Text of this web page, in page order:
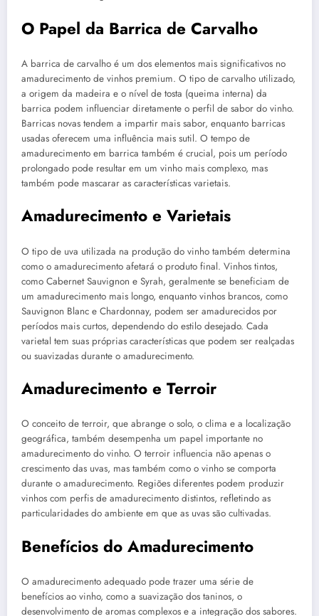
O Papel da Barrica de Carvalho
A barrica de carvalho é um dos elementos mais significativos no
amadurecimento de vinhos premium. O tipo de carvalho utilizado,
a origem da madeira e o nível de tosta (queima interna) da
barrica podem influenciar diretamente o perfil de sabor do vinho.
Barricas novas tendem a impartir mais sabor, enquanto barricas
usadas oferecem uma influência mais sutil. O tempo de
amadurecimento em barrica também é crucial, pois um período
prolongado pode resultar em um vinho mais complexo, mas
também pode mascarar as características varietais.
Amadurecimento e Varietais
O tipo de uva utilizada na produção do vinho também determina
como o amadurecimento afetará o produto final. Vinhos tintos,
como Cabernet Sauvignon e Syrah, geralmente se beneficiam de
um amadurecimento mais longo, enquanto vinhos brancos, como
Sauvignon Blanc e Chardonnay, podem ser amadurecidos por
períodos mais curtos, dependendo do estilo desejado. Cada
varietal tem suas próprias características que podem ser realçadas
ou suavizadas durante o amadurecimento.
Amadurecimento e Terroir
O conceito de terroir, que abrange o solo, o clima e a localização
geográfica, também desempenha um papel importante no
amadurecimento do vinho. O terroir influencia não apenas o
crescimento das uvas, mas também como o vinho se comporta
durante o amadurecimento. Regiões diferentes podem produzir
vinhos com perfis de amadurecimento distintos, refletindo as
particularidades do ambiente em que as uvas são cultivadas.
Benefícios do Amadurecimento
O amadurecimento adequado pode trazer uma série de
benefícios ao vinho, como a suavização dos taninos, o
desenvolvimento de aromas complexos e a integração dos sabores.